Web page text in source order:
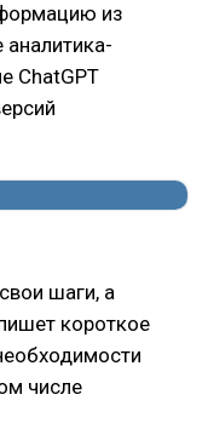
из
аналитика-
ChatGPT
шаги, а
короткое
числе